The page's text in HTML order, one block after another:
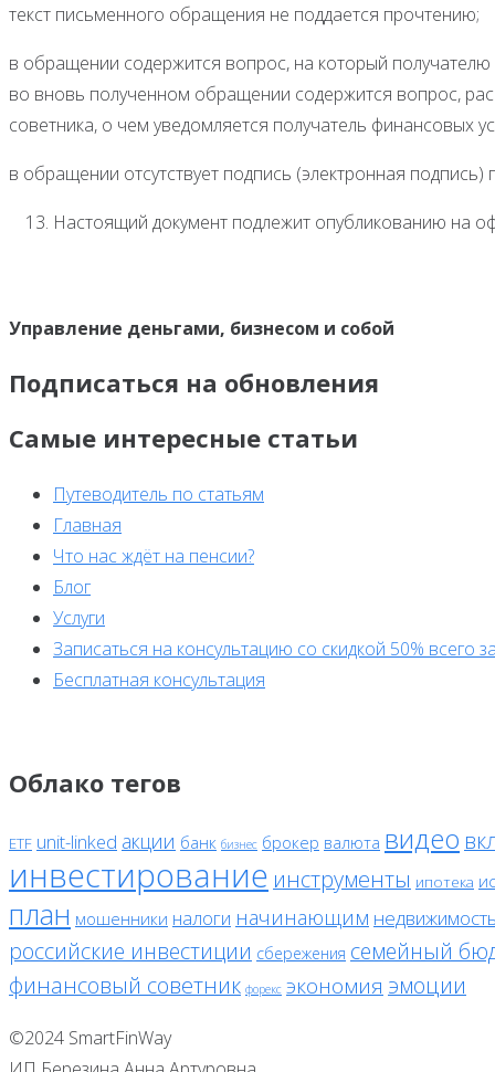
текст письменного обращения не поддается прочтению;
в обращении содержится вопрос, на который
во вновь полученном обращении содержится вопрос,
советника, о чем уведомляется получатель финансовых
в обращении отсутствует подпись (электронная подпись)
Настоящий документ подлежит опубликованию на
Управление деньгами, бизнесом и собой
Подписаться на обновления
Самые интересные статьи
Путеводитель по статьям
Главная
Что нас ждёт на пенсии?
Блог
Услуги
Записаться на консультацию со скидкой 50% всего
Бесплатная консультация
Облако тегов
ETF unit-linked акции банк бизнес брокер валюта видео
инвестирование инструменты ипотека
план мошенники налоги начинающим
российские инвестиции сбережения семейный
финансовый советник форекс экономия эмоции
©2024 SmartFinWay